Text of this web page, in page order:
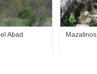
Abad Mazalinos